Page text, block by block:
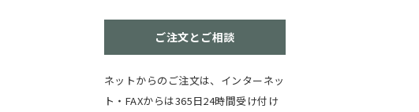
ご注文とご相談
ネットからのご注文は、インターネッ
ト・FAXからは365日24時間受け付け